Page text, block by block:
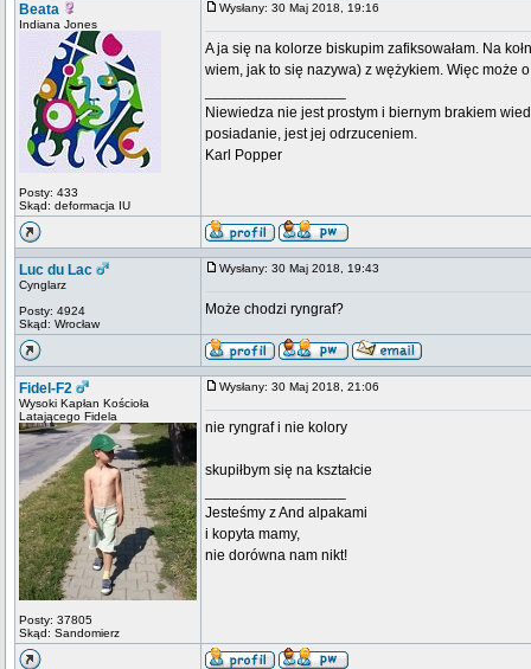
Beata
Indiana Jones
Posty: 433
Skąd: deformacja IU
Wysłany: 30 Maj 2018, 19:16
A ja się na kolorze biskupim zafiksowałam. Na
wiem, jak to się nazywa) z wężykiem. Więc może
Niewiedza nie jest prostym i biernym brakiem
posiadanie, jest jej odrzuceniem.
Karl Popper
Luc du Lac
Cynglarz
Posty: 4924
Skąd: Wrocław
Wysłany: 30 Maj 2018, 19:43
Może chodzi ryngraf?
Fidel-F2
Wysoki Kapłan Kościoła
Latającego Fidela
Posty: 37805
Skąd: Sandomierz
Wysłany: 30 Maj 2018, 21:06
nie ryngraf i nie kolory
skupiłbym się na kształcie
Jesteśmy z And alpakami
i kopyta mamy,
nie dorówna nam nikt!